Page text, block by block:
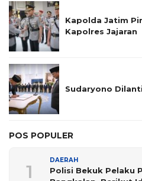
Kapolda Jatim
Kapolres Jajaran
Sudaryono
POS POPULER
1
DAERAH
Polisi Bekuk Pelaku